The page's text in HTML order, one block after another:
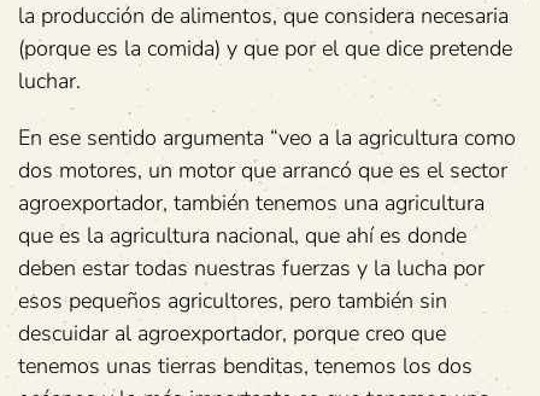
la producción de alimentos, que considera necesaria
(porque es la comida) y que por el que dice pretende
luchar.
En ese sentido argumenta “veo a la agricultura como
dos motores, un motor que arrancó que es el sector
agroexportador, también tenemos una agricultura
que es la agricultura nacional, que ahí es donde
deben estar todas nuestras fuerzas y la lucha por
esos pequeños agricultores, pero también sin
descuidar al agroexportador, porque creo que
tenemos unas tierras benditas, tenemos los dos